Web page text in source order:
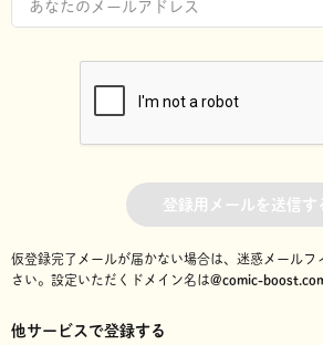
登録用メールを送信す
仮登録完了メールが届かない場合は、迷惑メールフ
さい。 設定いただくドメイン名は@comic-
他サービスで登録する